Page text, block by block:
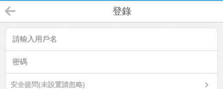
登錄
安全提問(未設置請忽略)